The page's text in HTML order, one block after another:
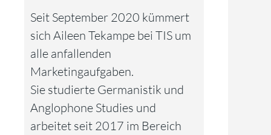
Seit September 2020 kümmert
sich Aileen Tekampe bei TIS um
alle anfallenden
Marketingaufgaben.
Sie studierte Germanistik und
Anglophone Studies und
arbeitet seit 2017 im Bereich